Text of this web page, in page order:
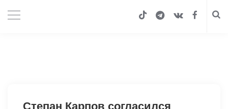
Степан Карпов согласился